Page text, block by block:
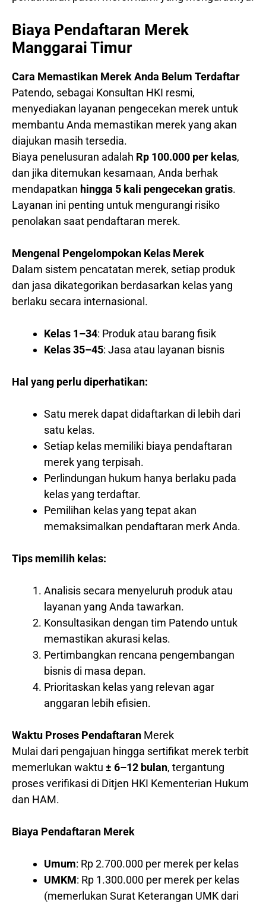
Biaya Pendaftaran Merek
Manggarai Timur
Cara Memastikan Merek Anda Belum Terdaftar
Patendo, sebagai Konsultan HKI resmi,
menyediakan layanan pengecekan merek untuk
membantu Anda memastikan merek yang akan
diajukan masih tersedia.
Biaya penelusuran adalah Rp 100.000 per kelas,
dan jika ditemukan kesamaan, Anda berhak
mendapatkan hingga 5 kali pengecekan gratis.
Layanan ini penting untuk mengurangi risiko
penolakan saat pendaftaran merek.
Mengenal Pengelompokan Kelas Merek
Dalam sistem pencatatan merek, setiap produk
dan jasa dikategorikan berdasarkan kelas yang
berlaku secara internasional.
Kelas 1–34: Produk atau barang fisik
Kelas 35–45: Jasa atau layanan bisnis
Hal yang perlu diperhatikan:
Satu merek dapat didaftarkan di lebih dari
satu kelas.
Setiap kelas memiliki biaya pendaftaran
merek yang terpisah.
Perlindungan hukum hanya berlaku pada
kelas yang terdaftar.
Pemilihan kelas yang tepat akan
memaksimalkan pendaftaran merk Anda.
Tips memilih kelas:
Analisis secara menyeluruh produk atau
layanan yang Anda tawarkan.
Konsultasikan dengan tim Patendo untuk
memastikan akurasi kelas.
Pertimbangkan rencana pengembangan
bisnis di masa depan.
Prioritaskan kelas yang relevan agar
anggaran lebih efisien.
Waktu Proses Pendaftaran Merek
Mulai dari pengajuan hingga sertifikat merek terbit
memerlukan waktu ± 6–12 bulan, tergantung
proses verifikasi di Ditjen HKI Kementerian Hukum
dan HAM.
Biaya Pendaftaran Merek
Umum: Rp 2.700.000 per merek per kelas
UMKM: Rp 1.300.000 per merek per kelas
(memerlukan Surat Keterangan UMK dari